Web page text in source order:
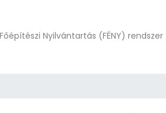
Nyilvántartás (FÉNY) rendszer